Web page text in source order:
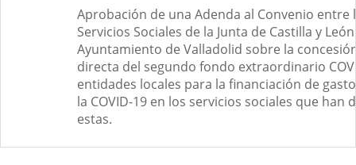
Aprobación de una Adenda al Convenio entre
Servicios Sociales de la Junta de Castilla y
Ayuntamiento de Valladolid sobre la
directa del segundo fondo extraordinario
entidades locales para la financiación de
la COVID-19 en los servicios sociales que han
estas.